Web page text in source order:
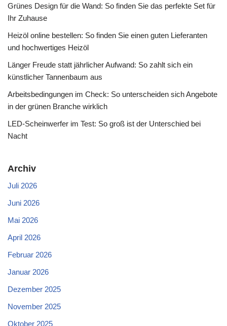
Grünes Design für die Wand: So finden Sie das perfekte Set für
Ihr Zuhause
Heizöl online bestellen: So finden Sie einen guten Lieferanten
und hochwertiges Heizöl
Länger Freude statt jährlicher Aufwand: So zahlt sich ein
künstlicher Tannenbaum aus
Arbeitsbedingungen im Check: So unterscheiden sich Angebote
in der grünen Branche wirklich
LED-Scheinwerfer im Test: So groß ist der Unterschied bei
Nacht
Archiv
Juli 2026
Juni 2026
Mai 2026
April 2026
Februar 2026
Januar 2026
Dezember 2025
November 2025
Oktober 2025